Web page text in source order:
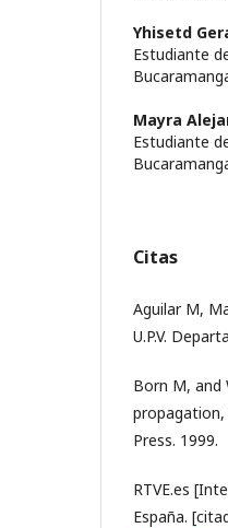
Yhisetd
Estudiante
Mayra
Estudiante
Citas
Aguilar M,
U.P.V.
Born M, and
Press. 1999.
RTVE.es
España.